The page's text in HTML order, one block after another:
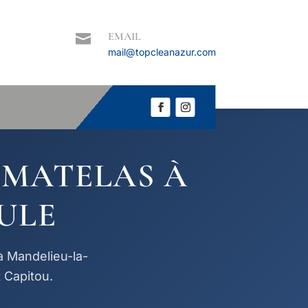
 EMAIL
mail@topcleanazur.com
À
Mandelieu-la-